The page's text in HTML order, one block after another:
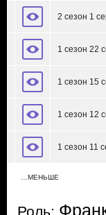
2 сезон 1
1 сезон 22
1 сезон 15
1 сезон 12
1 сезон 11
…МЕНЬШЕ
Роль: